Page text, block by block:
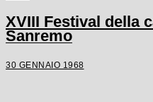
XVIII Festival della
Sanremo
30 GENNAIO 1968